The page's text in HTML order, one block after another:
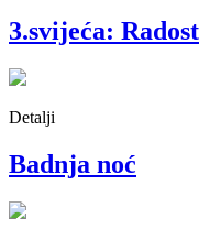
3.svijeća: Radost
Detalji
Badnja noć